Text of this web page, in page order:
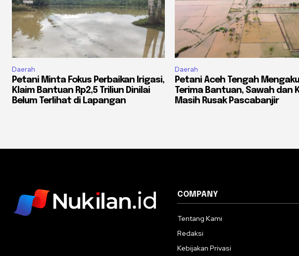
Daerah
Petani Minta Fokus Perbaikan Irigasi,
Klaim Bantuan Rp2,5 Triliun Dinilai
Belum Terlihat di Lapangan
Daerah
Petani Aceh Tengah
Terima Bantuan, Sawah dan
Masih Rusak Pascabanjir
COMPANY
Tentang Kami
Redaksi
Kebijakan Privasi